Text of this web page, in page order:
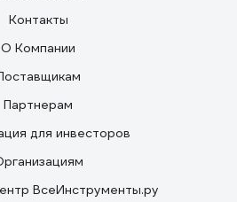
Контакты
О Компании
Партнерам
для инвесторов
ВсеИнструменты.ру